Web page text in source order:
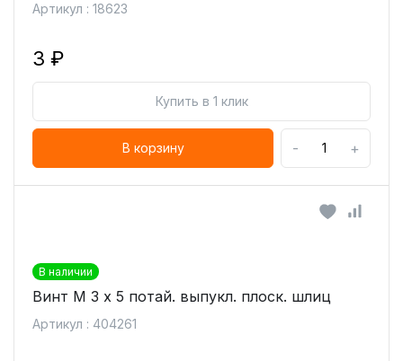
Артикул : 18623
3 ₽
Купить в 1 клик
В корзину - +
В наличии
Винт М 3 х 5 потай. выпукл. плоск. шлиц
Артикул : 404261